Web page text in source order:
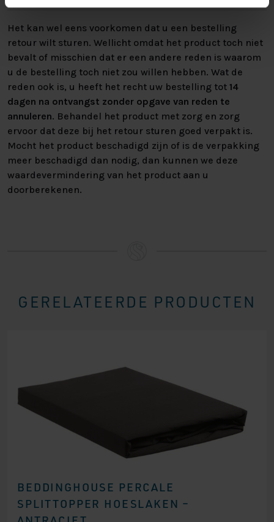
Het kan wel eens voorkomen dat u een bestelling
retour wilt sturen. Wellicht omdat het product toch niet
bevalt of misschien dat er een andere reden is waarom
u de bestelling toch niet zou willen hebben. Wat de
reden ook is, u heeft het recht uw bestelling tot 14
dagen na ontvangst zonder opgave van reden te
annuleren. Behandel het product met zorg en zorg
ervoor dat deze bij het retour sturen goed verpakt is.
Mocht het product beschadigd zijn of is de verpakking
meer beschadigd dan nodig, dan kunnen we deze
waardevermindering van het product aan u
doorberekenen.
GERELATEERDE PRODUCTEN
BEDDINGHOUSE PERCALE
SPLITTOPPER HOESLAKEN –